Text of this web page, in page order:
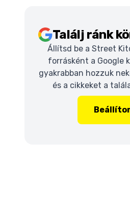
Találj ránk
Állítsd be a Street
forrásként a Google
gyakrabban hozzuk
és a cikkeket a